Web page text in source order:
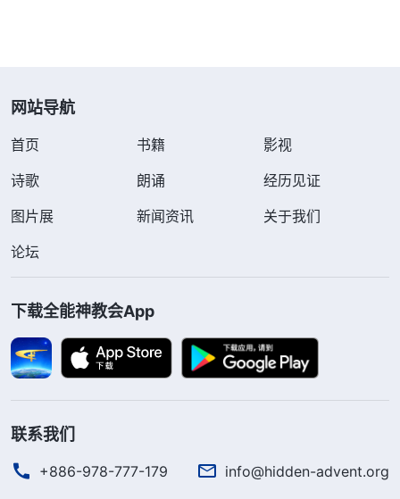
网站导航
首页 书籍
影视
诗歌
朗诵
经历见证
图片展
新闻资讯
关于我们
论坛
下载全能神教会App
联系我们
+886-978-777-179 info@hidden-advent.org